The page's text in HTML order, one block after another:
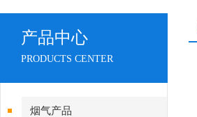
产品中心
PRODUCTS CENTER
烟气产品